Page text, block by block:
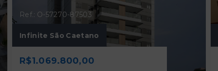
Ref.: O-57270-87503
Infinite São Caetano
R$1.069.800,00